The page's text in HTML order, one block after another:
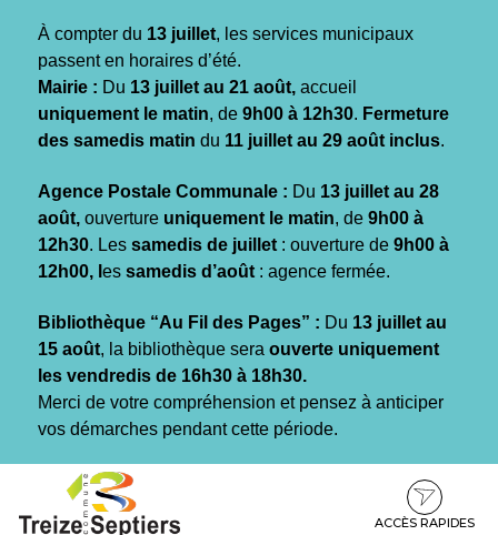
À compter du 13 juillet, les services municipaux
passent en horaires d’été.
Mairie : Du 13 juillet au 21 août, accueil
uniquement le matin, de 9h00 à 12h30. Fermeture
des samedis matin du 11 juillet au 29 août inclus.
Agence Postale Communale : Du 13 juillet au 28
août, ouverture uniquement le matin, de 9h00 à
12h30. Les samedis de juillet : ouverture de 9h00 à
12h00, l es samedis d’août : agence fermée.
Bibliothèque “Au Fil des Pages” : Du 13 juillet au
15 août, la bibliothèque sera ouverte uniquement
les vendredis de 16h30 à 18h30.
Merci de votre compréhension et pensez à anticiper
vos démarches pendant cette période.
contenu
pied
ACCÈS RAPIDES